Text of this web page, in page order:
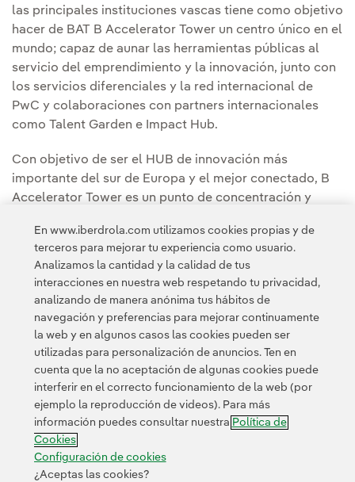
las principales instituciones vascas tiene como objetivo
hacer de BAT B Accelerator Tower un centro único en el
mundo; capaz de aunar las herramientas públicas al
servicio del emprendimiento y la innovación, junto con
los servicios diferenciales y la red internacional de
PwC y colaboraciones con partners internacionales
como Talent Garden e Impact Hub.
Con objetivo de ser el HUB de innovación más
importante del sur de Europa y el mejor conectado, B
Accelerator Tower es un punto de concentración y
abierta, donde startups, corporates, inversores y
administración trabajan juntos.
Contacta Política de Privacidad Información legal
Política de cookies Configuración de cookies Accesibilidad
Canal de denuncias
© 2026 Iberdrola, S.A. Reservados todos los derechos.
En www.iberdrola.com utilizamos cookies propias y de
terceros para mejorar tu experiencia como usuario.
Analizamos la cantidad y la calidad de tus
interacciones en nuestra web respetando tu privacidad,
analizando de manera anónima tus hábitos de
navegación y preferencias para mejorar continuamente
la web y en algunos casos las cookies pueden ser
utilizadas para personalización de anuncios. Ten en
cuenta que la no aceptación de algunas cookies puede
interferir en el correcto funcionamiento de la web (por
ejemplo la reproducción de videos). Para más
información puedes consultar nuestra Política de
Cookies
Configuración de cookies
¿Aceptas las cookies?